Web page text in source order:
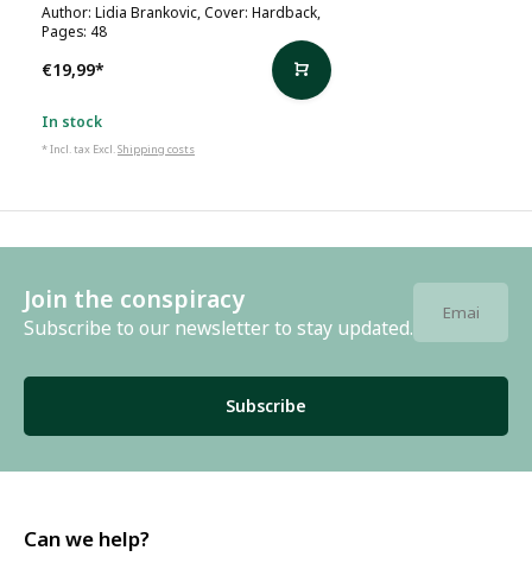
Author: Lidia Brankovic, Cover: Hardback,
Pages: 48
€19,99*
In stock
* Incl. tax Excl.Shipping costs
Join the conspiracy
Subscribe to our newsletter to stay updated.
Subscribe
Can we help?